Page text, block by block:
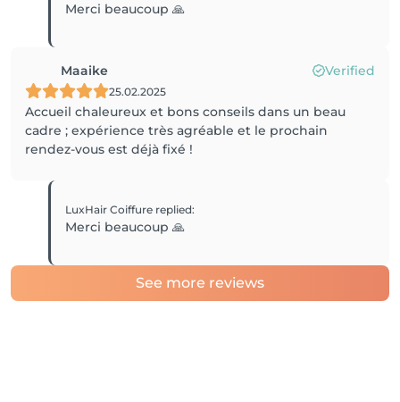
Merci beaucoup 🙏
Maaike Verified
25.02.2025
Accueil chaleureux et bons conseils dans un beau
cadre ; expérience très agréable et le prochain
rendez-vous est déjà fixé !
LuxHair Coiffure replied:
Merci beaucoup 🙏
See more reviews